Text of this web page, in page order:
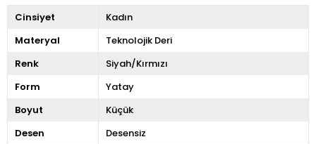
Cinsiyet
Kadın
Materyal
Teknolojik Deri
Renk
Siyah/Kırmızı
Form
Yatay
Boyut
Küçük
Desen
Desensiz